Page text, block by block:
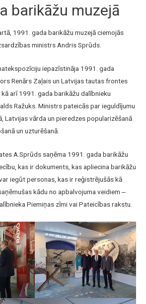
barikāžu muzejā
1991. gada barikāžu muzejā ciemojās
ministrs Andris Sprūds.
iepazīstināja 1991. gada
Renārs Zaļais un Latvijas tautas frontes
arī 1991. gada barikāžu dalībnieku
Ražuks. Ministrs pateicās par ieguldījumu
Latvijas vārda un pieredzes popularizēšanā
un uzturēšanā.
A.Sprūds saņēma 1991. gada barikāžu
kas ir dokuments, kas apliecina barikāžu
iegūt personas, kas ir reģistrējušās kā
kādu no apbalvojuma veidiem ‒
Piemiņas zīmi vai Pateicības rakstu.